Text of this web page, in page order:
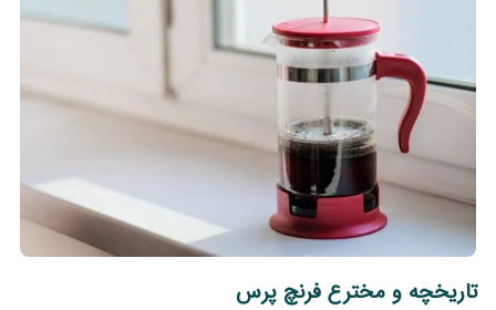
تاریخچه و مخترع فرنچ پرس